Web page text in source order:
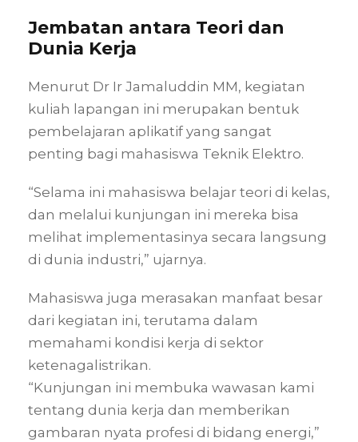
Jembatan antara Teori dan
Dunia Kerja
Menurut Dr Ir Jamaluddin MM, kegiatan
kuliah lapangan ini merupakan bentuk
pembelajaran aplikatif yang sangat
penting bagi mahasiswa Teknik Elektro.
“Selama ini mahasiswa belajar teori di kelas,
dan melalui kunjungan ini mereka bisa
melihat implementasinya secara langsung
di dunia industri,” ujarnya.
Mahasiswa juga merasakan manfaat besar
dari kegiatan ini, terutama dalam
memahami kondisi kerja di sektor
ketenagalistrikan.
“Kunjungan ini membuka wawasan kami
tentang dunia kerja dan memberikan
gambaran nyata profesi di bidang energi,”